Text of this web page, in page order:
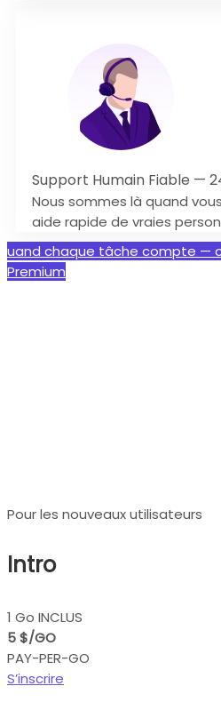
Support Humain Fiable —
Nous sommes là quand
aide rapide de vraies
uand chaque tâche compte —
Premium
Pour les nouveaux utilisateurs
Intro
1 Go INCLUS
5 $/GO
PAY-PER-GO
S’inscrire